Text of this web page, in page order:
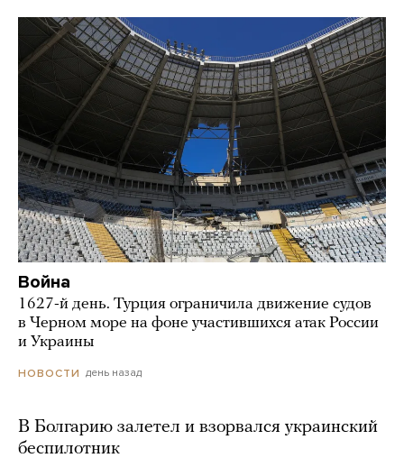
Война
1627-й день. Турция ограничила движение судов
в Черном море на фоне участившихся атак России
и Украины
НОВОСТИ день назад
В Болгарию залетел и взорвался украинский
беспилотник